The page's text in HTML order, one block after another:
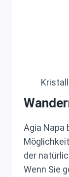
Agia
der
Wenn Sie